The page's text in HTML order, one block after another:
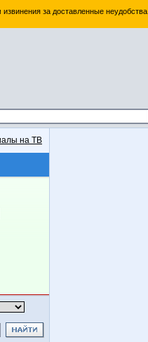
за доставленные неудобства.
на ТВ